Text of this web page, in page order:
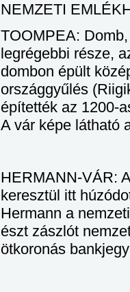
NEMZETI
TOOMPEA:
legrégebbi része,
dombon épült
országgyűlés
építették az 1200-
A vár képe látható
HERMANN-VÁR:
keresztül itt
Hermann a
észt zászlót
ötkoronás